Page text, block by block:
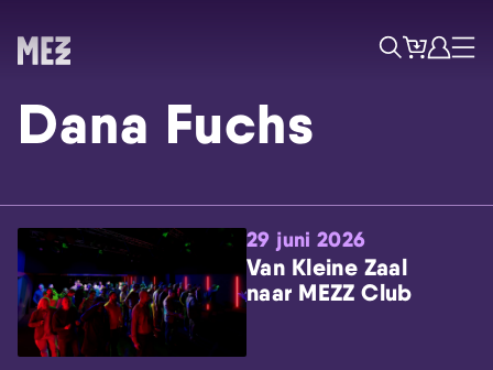
Skip navigatie
ZoekTicketsAccount
Menu
Dana Fuchs
29 juni 2026
Van Kleine Zaal
naar MEZZ Club